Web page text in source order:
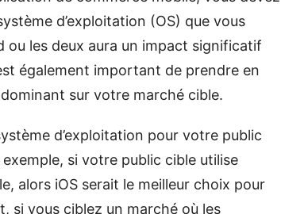
d’exploitation (OS) que vous
ou les deux aura un impact significatif
également important de prendre en
sur votre marché cible.
d’exploitation pour votre public
si votre public cible utilise
alors iOS serait le meilleur choix pour
si vous ciblez un marché où les